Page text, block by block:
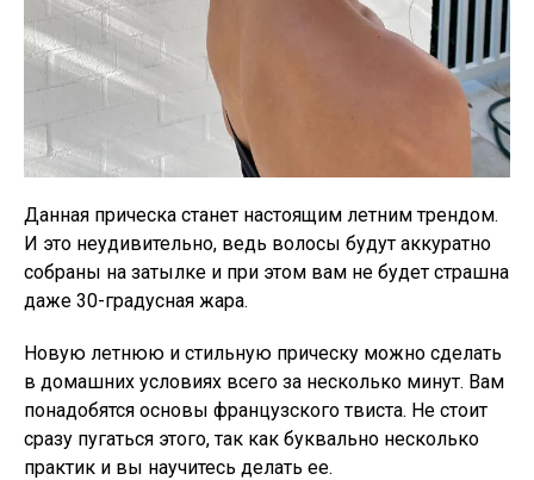
Данная прическа станет настоящим летним трендом.
И это неудивительно, ведь волосы будут аккуратно
собраны на затылке и при этом вам не будет страшна
даже 30-градусная жара.
Новую летнюю и стильную прическу можно сделать
в домашних условиях всего за несколько минут. Вам
понадобятся основы французского твиста. Не стоит
сразу пугаться этого, так как буквально несколько
практик и вы научитесь делать ее.